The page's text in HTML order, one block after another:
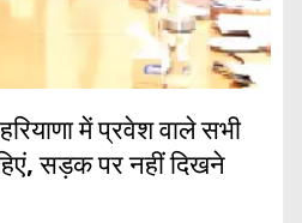
में प्रवेश वाले सभी
सड़क पर नहीं दिखने